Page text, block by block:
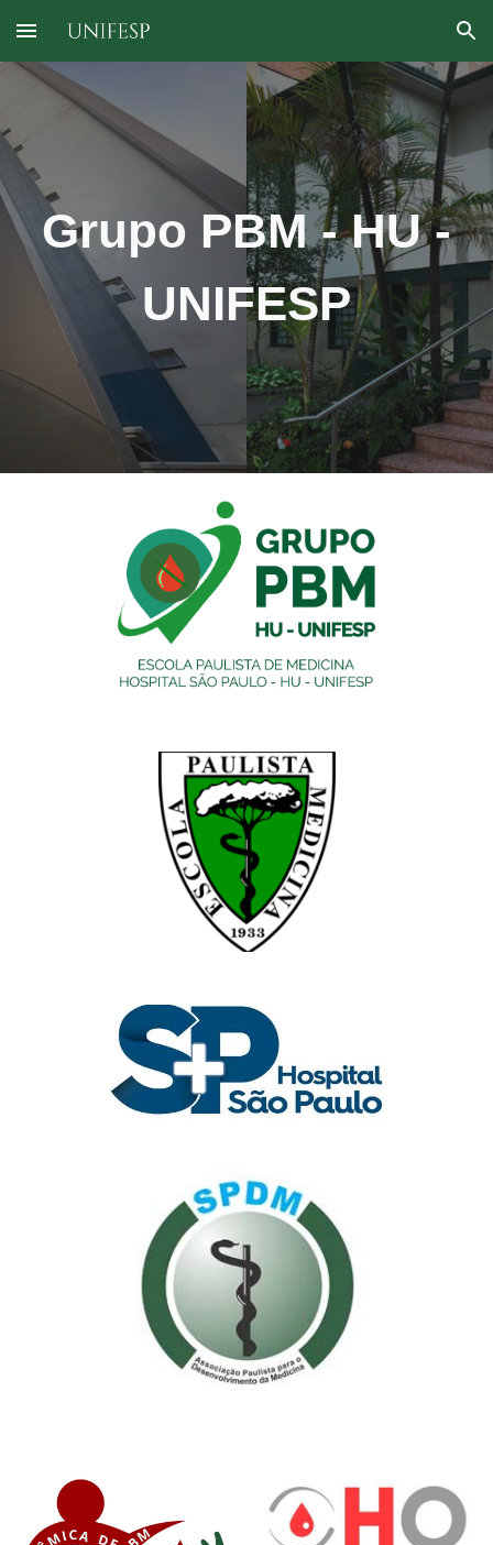
Skip to main content Skip to navigation
Grupo PBM - HU -
UNIFESP